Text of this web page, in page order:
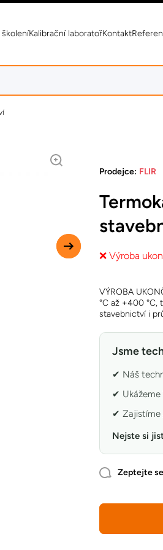
Kalibrační laboratořKontakt
Prodejce: FLIR
❌ Výroba
VÝROBA
°C až +400 °C,
stavebnictví i
Jsme
✔ Náš
✔ Ukážeme
✔ Zajistíme
Nejste si
Zeptejte